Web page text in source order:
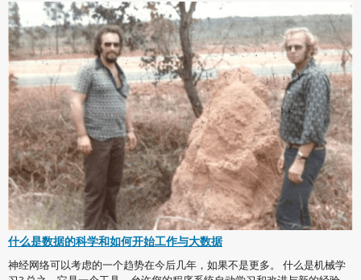
什么是数据的科学和如何开始工作与大数据
神经网络可以考虑的一个趋势在今后几年，如果不是更多。 什么是机械学